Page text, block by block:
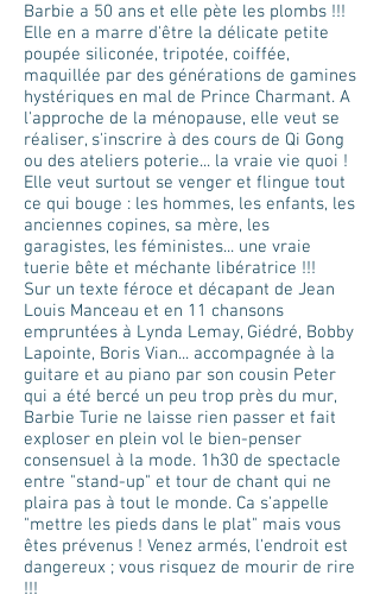
Barbie a 50 ans et elle pète les plombs !!!
Elle en a marre d'être la délicate petite
poupée siliconée, tripotée, coiffée,
maquillée par des générations de gamines
hystériques en mal de Prince Charmant. A
l'approche de la ménopause, elle veut se
réaliser, s'inscrire à des cours de Qi Gong
ou des ateliers poterie... la vraie vie quoi !
Elle veut surtout se venger et flingue tout
ce qui bouge : les hommes, les enfants, les
anciennes copines, sa mère, les
garagistes, les féministes... une vraie
tuerie bête et méchante libératrice !!!
Sur un texte féroce et décapant de Jean
Louis Manceau et en 11 chansons
empruntées à Lynda Lemay, Giédré, Bobby
Lapointe, Boris Vian... accompagnée à la
guitare et au piano par son cousin Peter
qui a été bercé un peu trop près du mur,
Barbie Turie ne laisse rien passer et fait
exploser en plein vol le bien-penser
consensuel à la mode. 1h30 de spectacle
entre "stand-up" et tour de chant qui ne
plaira pas à tout le monde. Ca s'appelle
"mettre les pieds dans le plat" mais vous
êtes prévenus ! Venez armés, l'endroit est
dangereux ; vous risquez de mourir de rire
!!!